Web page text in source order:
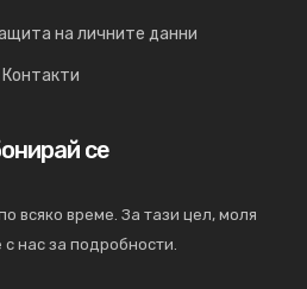
на личните данни
Контакти
се
всяко време. За тази цел, моля
нас за подробности.